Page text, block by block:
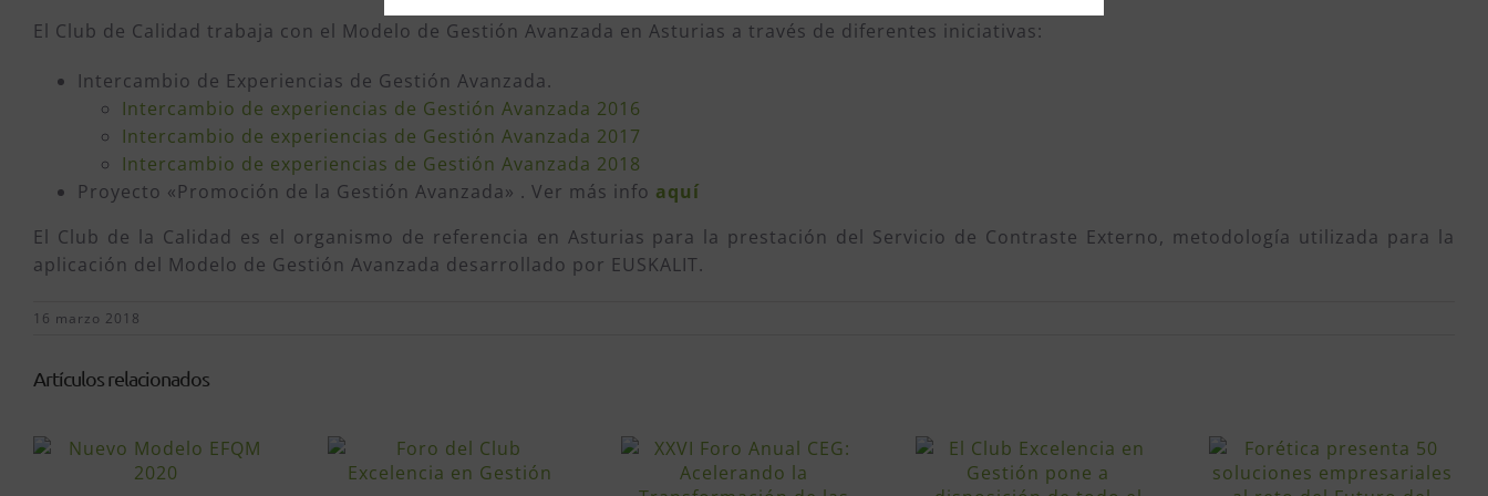
El Club de Calidad trabaja con el Modelo de Gestión Avanzada en Asturias a través de diferentes iniciativas:
Intercambio de Experiencias de Gestión Avanzada.
Intercambio de experiencias de Gestión Avanzada 2016
Intercambio de experiencias de Gestión Avanzada 2017
Intercambio de experiencias de Gestión Avanzada 2018
Proyecto «Promoción de la Gestión Avanzada» . Ver más info aquí
El Club de la Calidad es el organismo de referencia en Asturias para la prestación del Servicio de Contraste Externo, metodología utilizada para la
aplicación del Modelo de Gestión Avanzada desarrollado por EUSKALIT.
16 marzo 2018
Artículos relacionados